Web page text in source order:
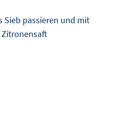
Sieb passieren und mit